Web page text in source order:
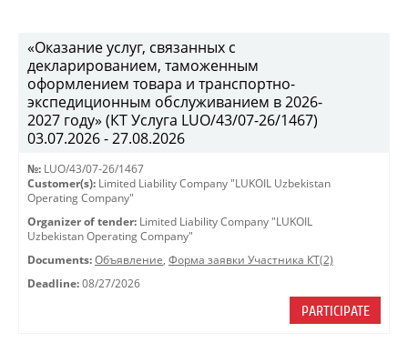
«Оказание услуг, связанных с
декларированием, таможенным
оформлением товара и транспортно-
экспедиционным обслуживанием в 2026-
2027 году» (КТ Услуга LUO/43/07-26/1467)
03.07.2026 - 27.08.2026
№: LUO/43/07-26/1467
Customer(s): Limited Liability Company "LUKOIL Uzbekistan
Operating Company"
Organizer of tender: Limited Liability Company "LUKOIL
Uzbekistan Operating Company"
Documents: Объявление, Форма заявки Участника КТ(2)
Deadline: 08/27/2026
PARTICIPATE